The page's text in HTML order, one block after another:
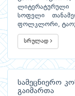
ლიტერატურული
სოფელი
ფოლკლორი,
სრულად
სამეცნიერო
გაიმართა